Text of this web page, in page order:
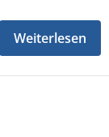
Weiterlesen